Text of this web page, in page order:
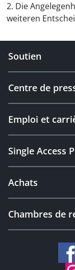
2. Die
weiteren
Soutien
Centre de
Emploi et
Single Access
Achats
Chambres de